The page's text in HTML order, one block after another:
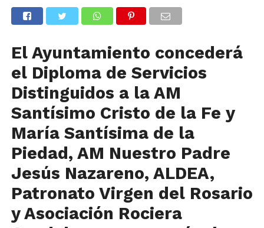
El Ayuntamiento concederá
el Diploma de Servicios
Distinguidos a la AM
Santísimo Cristo de la Fe y
María Santísima de la
Piedad, AM Nuestro Padre
Jesús Nazareno, ALDEA,
Patronato Virgen del Rosario
y Asociación Rociera